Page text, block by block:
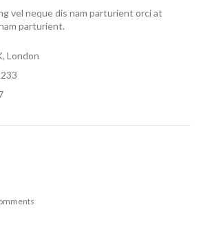
vel neque dis nam parturient orci at
parturient.
London